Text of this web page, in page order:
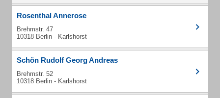
Rosenthal Annerose
Brehmstr. 47
10318 Berlin - Karlshorst
Schön Rudolf Georg Andreas
Brehmstr. 52
10318 Berlin - Karlshorst